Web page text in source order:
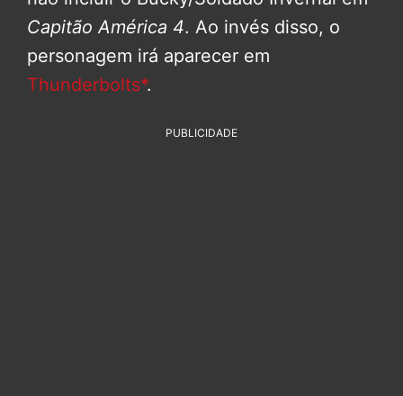
Capitão América 4. Ao invés disso, o
personagem irá aparecer em
Thunderbolts*.
PUBLICIDADE